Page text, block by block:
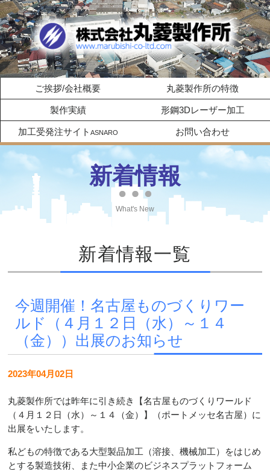
ご挨拶/会社概要 丸菱製作所の特徴
製作実績 形鋼3Dレーザー加工
加工受発注サイト ASNARO お問い合わせ
新着情報
What's New
新着情報一覧
今週開催！名古屋ものづくりワー
ルド（４月１２日（水）～１４
（金））出展のお知らせ
2023年04月02日
丸菱製作所では昨年に引き続き【名古屋ものづくりワールド
（４月１２日（水）～１４（金）】（ポートメッセ名古屋）に
出展をいたします。
私どもの特徴である大型製品加工（溶接、機械加工）をはじめ
とする製造技術、また中小企業のビジネスプラットフォーム